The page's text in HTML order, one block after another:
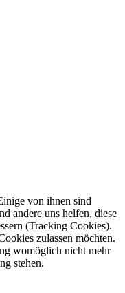
von ihnen sind
andere uns helfen, diese
(Tracking Cookies).
zulassen möchten.
womöglich nicht mehr
stehen.